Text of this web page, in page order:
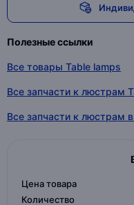
Полезные ссылки
Все товары Table lamps
Все запчасти к люстрам
Все запчасти к люстрам
Цена товара
Количество